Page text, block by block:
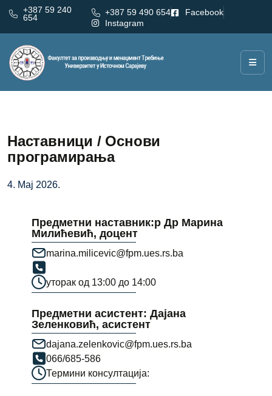
+387 59 240
654
+387 59 490 654
Facebook
Instagram
Наставници / Основи
програмирања
4. Мај 2026.
Предметни наставник:р Др Марина
Милићевић, доцент
marina.milicevic@fpm.ues.rs.ba
уторак од 13:00 до 14:00
Предметни асистент: Дајана
Зеленковић, асистент
dajana.zelenkovic@fpm.ues.rs.ba
066/685-586
Термини консултација: